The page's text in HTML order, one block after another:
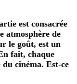
est consacrée
atmosphère de
le goût, est un
fait, chaque
cinéma. Est-ce